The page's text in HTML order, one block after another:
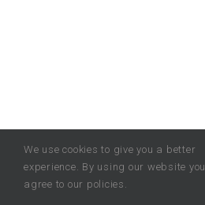
We use cookies to give you a better
experience. By using our website you
agree to our policies.